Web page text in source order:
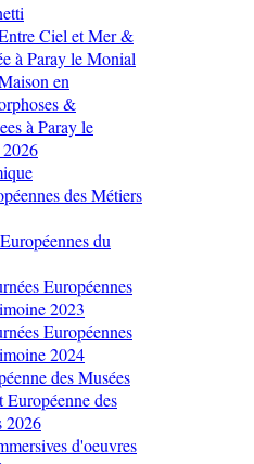
Ciel et Mer &
à Paray le Monial
en
&
à Paray le
des Métiers
du
Européennes
2023
Européennes
2024
des Musées
des
2026
d'oeuvres